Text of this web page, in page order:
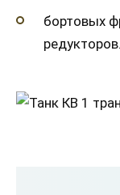
бортовых
редукторов.